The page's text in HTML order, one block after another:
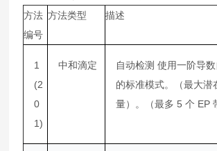
方法
编号
方法类型 描述
1
(2
0
1)
中和滴定
自动检测 使用一阶导
的标准模式。（最大潜
量）。（最多 5 个 EP